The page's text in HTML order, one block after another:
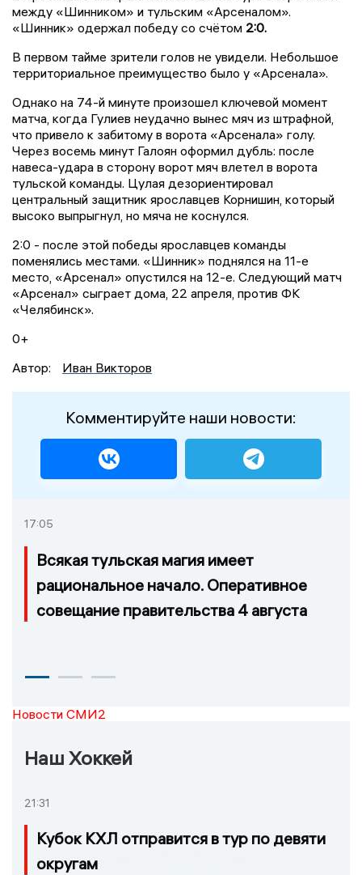
между «Шинником» и тульским «Арсеналом».
«Шинник» одержал победу со счётом 2:0.
В первом тайме зрители голов не увидели. Небольшое
территориальное преимущество было у «Арсенала».
Однако на 74-й минуте произошел ключевой момент
матча, когда Гулиев неудачно вынес мяч из штрафной,
что привело к забитому в ворота «Арсенала» голу.
Через восемь минут Галоян оформил дубль: после
навеса-удара в сторону ворот мяч влетел в ворота
тульской команды. Цулая дезориентировал
центральный защитник ярославцев Корнишин, который
высоко выпрыгнул, но мяча не коснулся.
2:0 - после этой победы ярославцев команды
поменялись местами. «Шинник» поднялся на 11-е
место, «Арсенал» опустился на 12-е. Следующий матч
«Арсенал» сыграет дома, 22 апреля, против ФК
«Челябинск».
0+
Автор:
Иван Викторов
Комментируйте наши новости:
17:05
Всякая тульская магия имеет
рациональное начало. Оперативное
совещание правительства 4 августа
Новости СМИ2
Наш Хоккей
21:31
Кубок КХЛ отправится в тур по девяти
округам